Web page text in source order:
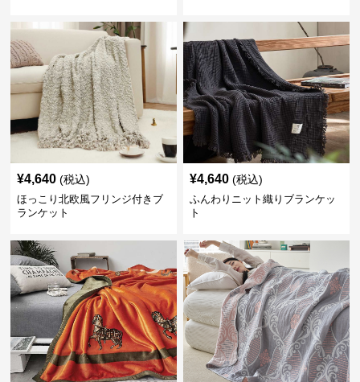
¥4,640 (税込)
ほっこり北欧風フリンジ付きブ
ランケット
¥4,640 (税込)
ふんわりニット織りブランケッ
ト